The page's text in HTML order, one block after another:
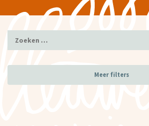
Meer filters